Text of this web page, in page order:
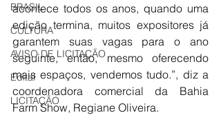
BRASIL
CULTURA
AVISO DE LICITAÇÃO
Edital
LICITAÇÃO
acontece todos os anos, quando uma
edição termina, muitos expositores já
garantem suas vagas para o ano
seguinte, então, mesmo oferecendo
mais espaços, vendemos tudo.”, diz a
coordenadora comercial da Bahia
Farm Show, Regiane Oliveira.